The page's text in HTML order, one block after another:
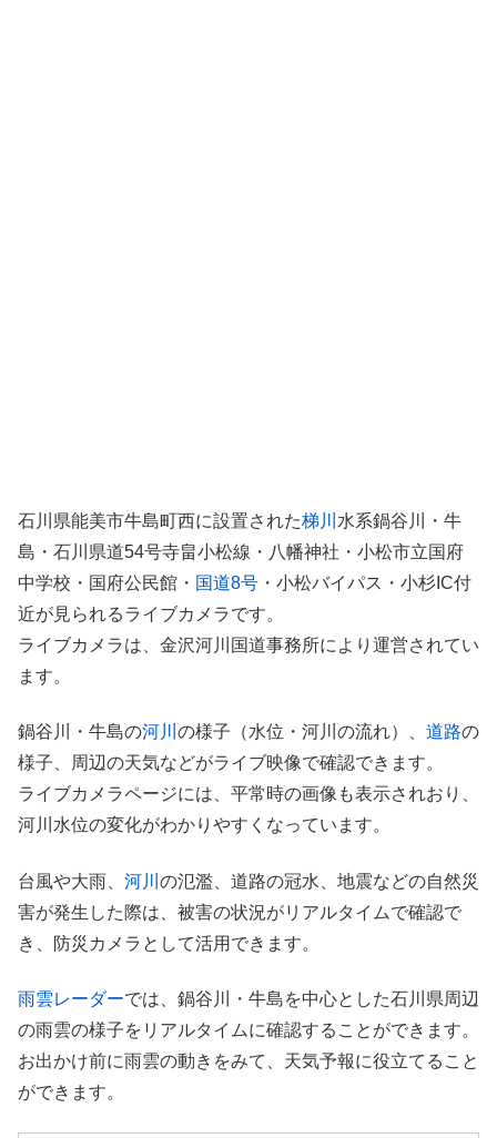
石川県能美市牛島町西に設置された梯川 水系鍋谷川・牛
島・石川県道54号寺畠小松線・八幡神社・小松市立国府
中学校・国府公民館・ 国道8号 ・小松バイパス・小杉IC付
近が見られるライブカメラです。
ライブカメラは、金沢河川国道事務所により運営されてい
ます。
鍋谷川・牛島の河川 の様子（水位・河川の流れ）、 道路の
様子、周辺の天気などがライブ映像で確認できます。
ライブカメラページには、平常時の画像も表示されおり、
河川水位の変化がわかりやすくなっています。
台風や大雨、 河川 の氾濫、道路の冠水、地震などの自然災
害が発生した際は、被害の状況がリアルタイムで確認で
き、防災カメラとして活用できます。
雨雲レーダーでは、鍋谷川・牛島を中心とした石川県周辺
の雨雲の様子をリアルタイムに確認することができます。
お出かけ前に雨雲の動きをみて、天気予報に役立てること
ができます。